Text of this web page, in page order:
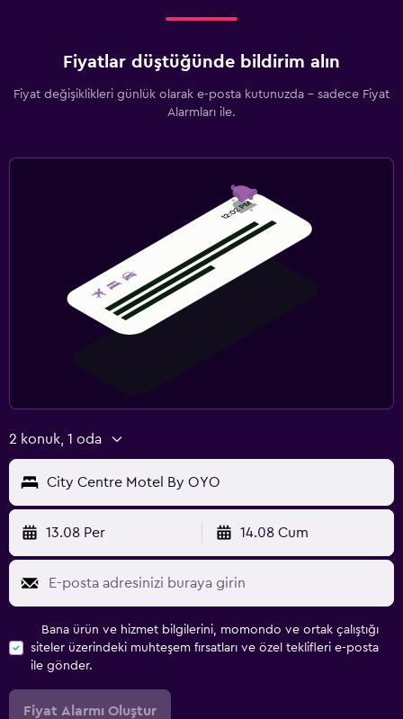
Fiyatlar düştüğünde bildirim alın
Fiyat değişiklikleri günlük olarak e-posta kutunuzda - sadece Fiyat
Alarmları ile.
2 konuk, 1 oda
City Centre Motel By OYO
13.08 Per 14.08 Cum
Bana ürün ve hizmet bilgilerini, momondo ve ortak çalıştığı
siteler üzerindeki muhteşem fırsatları ve özel teklifleri e-posta
ile gönder.
Fiyat Alarmı Oluştur